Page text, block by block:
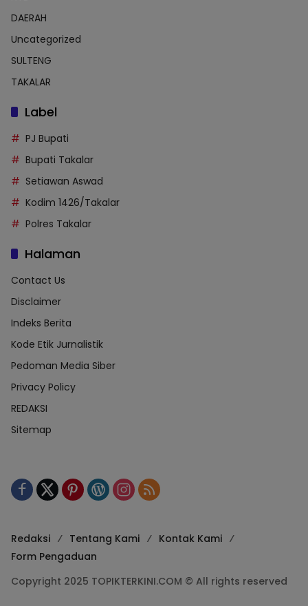
DAERAH
Uncategorized
SULTENG
TAKALAR
Label
PJ Bupati
Bupati Takalar
Setiawan Aswad
Kodim 1426/Takalar
Polres Takalar
Halaman
Contact Us
Disclaimer
Indeks Berita
Kode Etik Jurnalistik
Pedoman Media Siber
Privacy Policy
REDAKSI
Sitemap
Redaksi Tentang Kami
Kontak Kami
Form Pengaduan
Copyright 2025 TOPIKTERKINI.COM © All rights reserved